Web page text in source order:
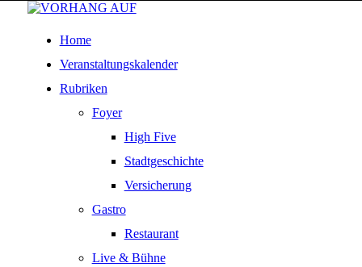
Home
Veranstaltungskalender
Rubriken
Foyer
High Five
Stadtgeschichte
Versicherung
Gastro
Restaurant
Live & Bühne